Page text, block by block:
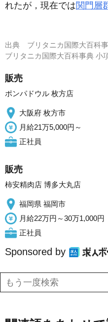
れたが，現在では関門層
出典 ブリタニカ国際大百科
ブリタニカ国際大百科事典
販売
ポンパドウル 枚方店
大阪府 枚方市
月給21万5,000円～
正社員
販売
柿安精肉店 博多大丸店
福岡県 福岡市
月給22万円～30万1,000円
正社員
Sponsored by